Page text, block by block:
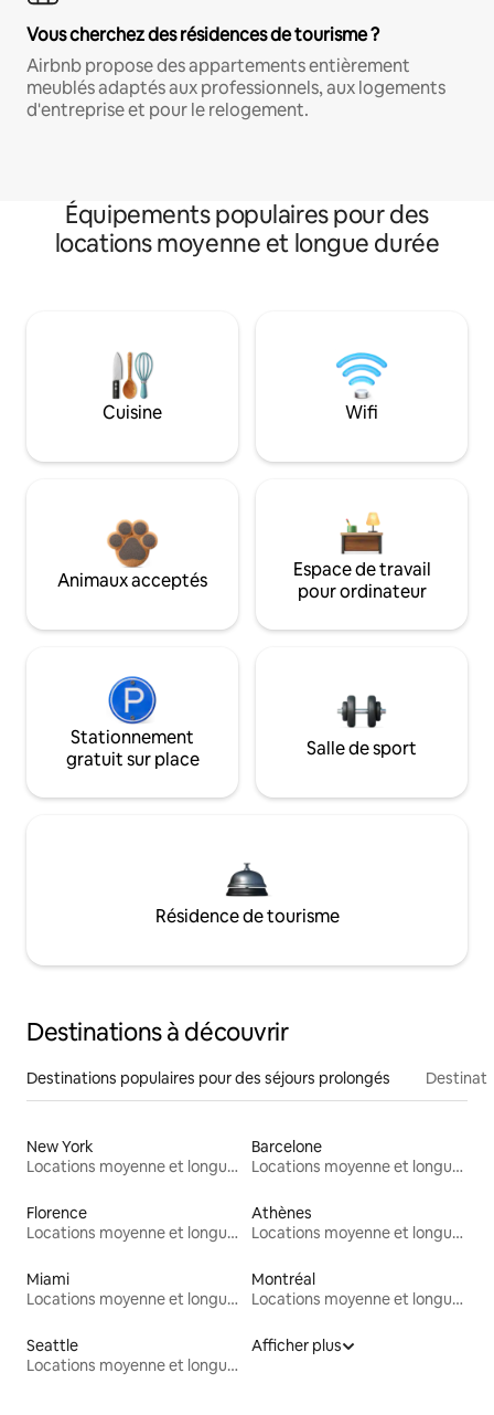
Vous cherchez des résidences de tourisme ?
Airbnb propose des appartements entièrement
meublés adaptés aux professionnels, aux logements
d'entreprise et pour le relogement.
Équipements populaires pour des
locations moyenne et longue durée
Cuisine Wifi
Animaux acceptés
Espace de travail
pour ordinateur
Stationnement
gratuit sur place
Salle de sport
Résidence de tourisme
Destinations à découvrir
Destinations populaires pour des séjours prolongés
New York
Locations moyenne et longue durée
Barcelone
Locations moyenne et longue durée
Florence
Locations moyenne et longue durée
Athènes
Locations moyenne et longue durée
Miami
Locations moyenne et longue durée
Montréal
Locations moyenne et longue durée
Seattle
Locations moyenne et longue durée
Afficher plus